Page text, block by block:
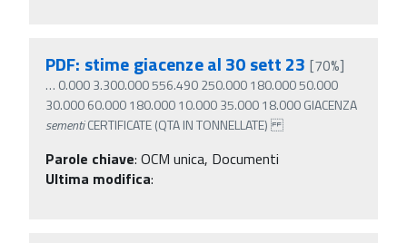
PDF: stime giacenze al 30 sett 23 [70%]
… 0.000 3.300.000 556.490 250.000 180.000 50.000
30.000 60.000 180.000 10.000 35.000 18.000 GIACENZA
sementiCERTIFICATE (QTA IN TONNELLATE)
Parole chiave: OCM unica, Documenti
Ultima modifica: